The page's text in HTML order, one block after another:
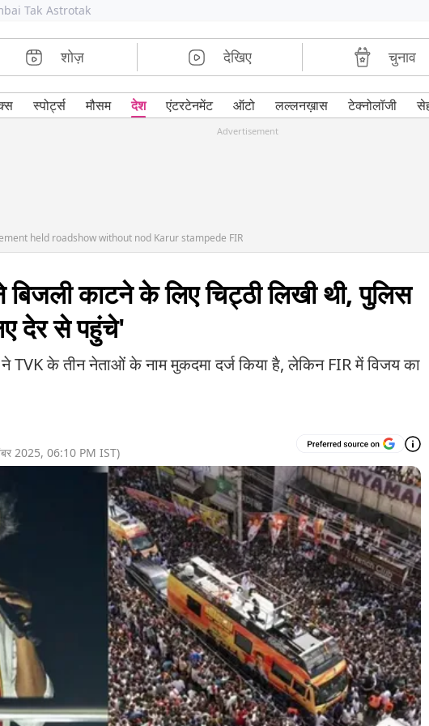
Tak Astrotak
शोज़ देखिए चुनाव
स्पोर्ट्स मौसम देश एंटरटेनमेंट ऑटो लल्लनख़ास टेक्नोलॉजी
Advertisement
held roadshow without nod Karur stampede FIR
बिजली काटने के लिए चिट्ठी लिखी थी, पुलिस
देर से पहुंचे'
के तीन नेताओं के नाम मुकदमा दर्ज किया है, लेकिन FIR में विजय का
2025, 06:10 PM IST)